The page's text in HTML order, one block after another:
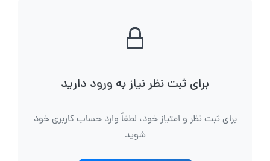
برای ثبت نظر نیاز به ورود دارید
برای ثبت نظر و امتیاز خود، لطفاً وارد حساب کاربری خود
شوید